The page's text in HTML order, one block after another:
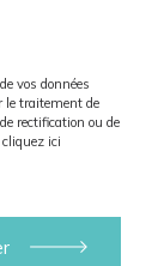
vos données
le traitement de
rectification ou de
cliquez ici